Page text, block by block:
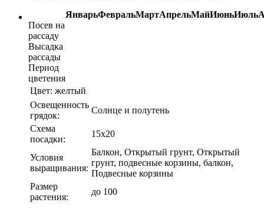
ЯнварьФевральМартАпрельМайИюньИюль
Посев на
рассаду
Высадка
рассады
Период
цветения
Цвет: желтый
Освещенность
грядок:
Солнце и полутень
Схема
посадки:
15х20
Условия
выращивания:
Балкон, Открытый грунт, Открытый
грунт, подвесные корзины, балкон,
Подвесные корзины
Размер
растения:
до 100